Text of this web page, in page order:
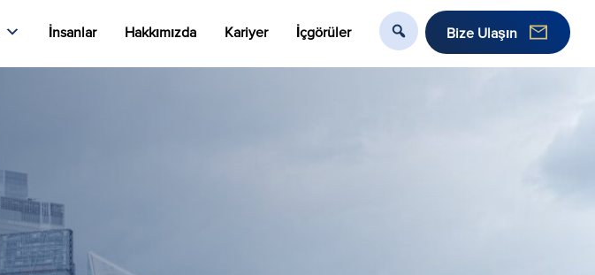
İnsanlar Hakkımızda Kariyer İçgörüler Bize Ulaşın